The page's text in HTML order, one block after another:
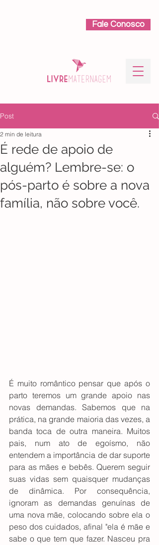
Fale Conosco
Post
É rede de apoio de
alguém? Lembre-se: o
pós-parto é sobre a nova
família, não sobre você.
2 min de leitura
É muito romântico pensar que após o
parto teremos um grande apoio nas
novas demandas. Sabemos que na
prática, na grande maioria das vezes, a
banda toca de outra maneira. Muitos
pais, num ato de egoísmo, não
entendem a importância de dar suporte
para as mães e bebês. Querem seguir
suas vidas sem quaisquer mudanças
de dinâmica. Por consequência,
ignoram as demandas genuínas de
uma nova mãe, colocando sobre ela o
peso dos cuidados, afinal "ela é mãe e
sabe o que tem que fazer. Nasceu pra